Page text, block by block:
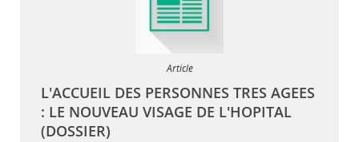
Article
L'ACCUEIL DES PERSONNES TRES AGEES
: LE NOUVEAU VISAGE DE L'HOPITAL
(DOSSIER)